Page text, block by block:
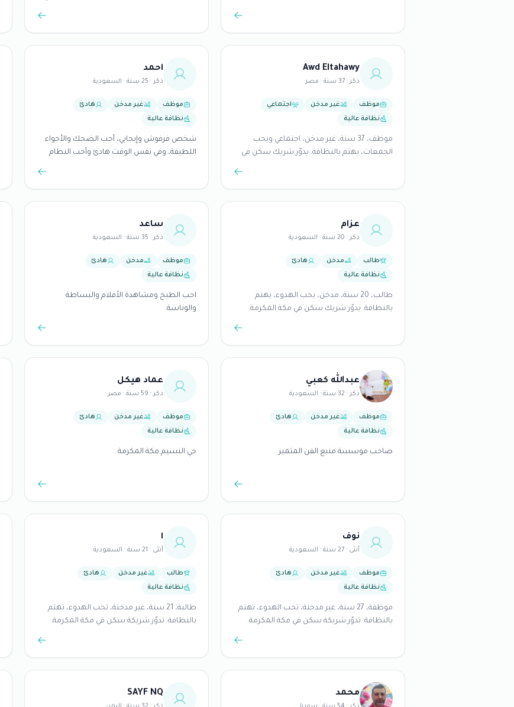
Awd Eltahawy
ذكر · 37 سنة · مصر
موظف غير مدخن
اجتماعي
نظافة عالية
موظف، 37 سنة، غير مدخن، اجتماعي ويحب
الجمعات، يهتم بالنظافة. يدوّر شريك سكن في
احمد
ذكر · 25 سنة · السعودية
موظف غير مدخن
هادئ
نظافة عالية
شخص فرفوش وإيجابي، أحب الضحك والأجواء
اللطيفة، وفي نفس الوقت هادئ وأحب النظام
عزام
ذكر · 20 سنة · السعودية
طالب مدخن
هادئ
نظافة عالية
طالب، 20 سنة، مدخن، يحب الهدوء، يهتم
بالنظافة. يدوّر شريك سكن في مكة المكرمة.
ساعد
ذكر · 35 سنة · السعودية
موظف مدخن
هادئ
نظافة عالية
احب الطبخ ومشاهدة الأفلام والبساطة
والوناسة.
عبدالله كعبي
ذكر · 32 سنة · السعودية
موظف غير مدخن
هادئ
نظافة عالية
صاحب موسسة منبع الفن المتميز
عماد هيكل
ذكر · 59 سنة · مصر
موظف غير مدخن
هادئ
نظافة عالية
حي النسيم مكة المكرمة
نوف
أنثى · 27 سنة · السعودية
موظف غير مدخن
هادئ
نظافة عالية
موظفة، 27 سنة، غير مدخنة، تحب الهدوء، تهتم
بالنظافة. تدوّر شريكة سكن في مكة المكرمة.
ا
أنثى · 21 سنة · السعودية
طالب غير مدخن
هادئ
نظافة عالية
طالبة، 21 سنة، غير مدخنة، تحب الهدوء، تهتم
بالنظافة. تدوّر شريكة سكن في مكة المكرمة.
محمد ‪SAYF NQ‬‏